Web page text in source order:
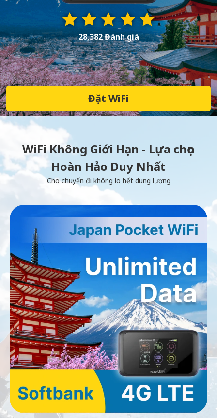
28,382 Đánh giá
Đặt WiFi
WiFi Không Giới Hạn - Lựa chọn
Hoàn Hảo Duy Nhất
Cho chuyến đi không lo hết dung lượng